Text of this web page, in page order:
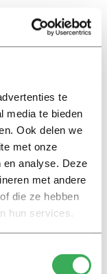
te
media te bieden
Ook delen we
met onze
analyse. Deze
met andere
die ze hebben
hun services.
EN
huis met
de